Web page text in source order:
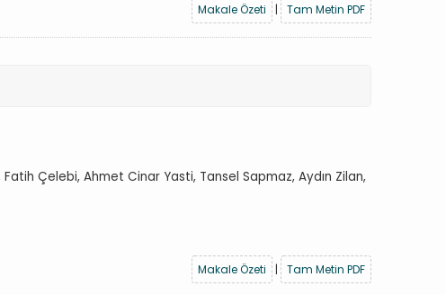
Makale Özeti
| Tam Metin PDF
Çelebi, Ahmet Cinar Yasti, Tansel Sapmaz, Aydın Zilan,
Makale Özeti
| Tam Metin PDF